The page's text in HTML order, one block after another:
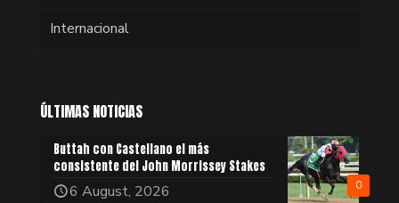
Internacional
ÚLTIMAS NOTICIAS
0
Buttah con Castellano el más
consistente del John Morrissey Stakes
6 August, 2026